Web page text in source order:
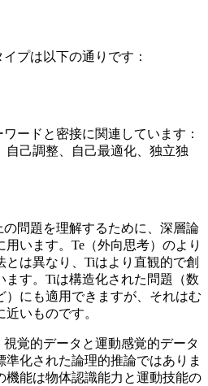
プは以下の通りです：
ードと密接に関連しています：
自己調整、自己最適化、独立独
問題を理解するために、深層論
います。Te（外向思考）のより
は異なり、Tiはより直観的で創
ます。Tiは構造化された問題（数
）にも適用できますが、それはむ
いものです。
覚的データと運動感覚的データ
準化された論理的推論ではありま
機能は物体認識能力と運動技能の